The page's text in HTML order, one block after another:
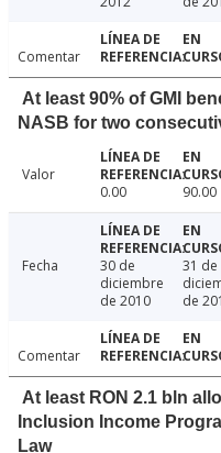
Comentar
At least 90% of GMI
NASB for two
Valor
0.00
90.00
Fecha
30 de
diciembre
de 2010
31 de
de
Comentar
At least RON 2.1 bln
Inclusion Income
Law